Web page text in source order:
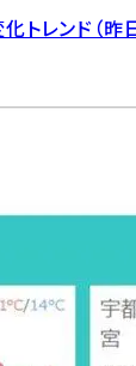
トレンド（昨